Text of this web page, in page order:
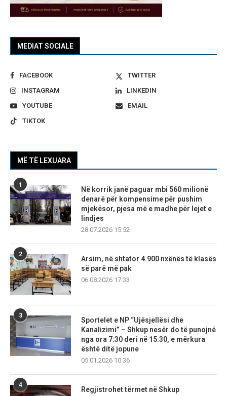
MEDIAT SOCIALE
FACEBOOK
TWITTER
INSTAGRAM
LINKEDIN
YOUTUBE
EMAIL
TIKTOK
MË TË LEXUARA
1
Në korrik janë paguar mbi 560 milionë
denarë për kompensime për pushim
mjekësor, pjesa më e madhe për lejet e
lindjes
28.07.2026 15:52
2
Arsim, në shtator 4.900 nxënës të klasës
së parë më pak
06.08.2026 17:33
3
Sportelet e NP “Ujësjellësi dhe
Kanalizimi” – Shkup nesër do të punojnë
nga ora 7:30 deri në 15:30, e mërkura
është ditë jopune
05.01.2026 10:36
4
Regjistrohet tërmet në Shkup